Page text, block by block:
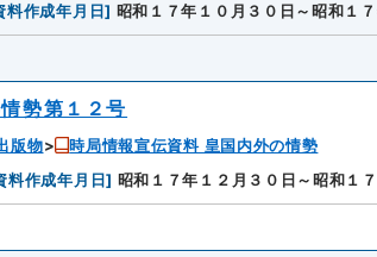
料作成年月日] 昭和１７年１０月３０日～昭和１
勢第１２号
版物
時局情報宣伝資料 皇国内外の情勢
料作成年月日] 昭和１７年１２月３０日～昭和１